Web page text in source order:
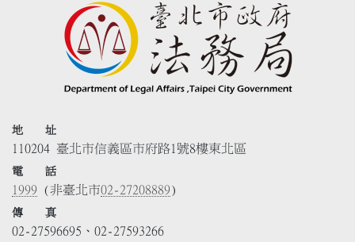
地 址
110204 臺北市信義區市府路1號8樓東北區
電 話
1999 (非臺北市02-27208889)
傳 真
02-27596695、02-27593266